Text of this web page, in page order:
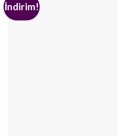
İndirim!